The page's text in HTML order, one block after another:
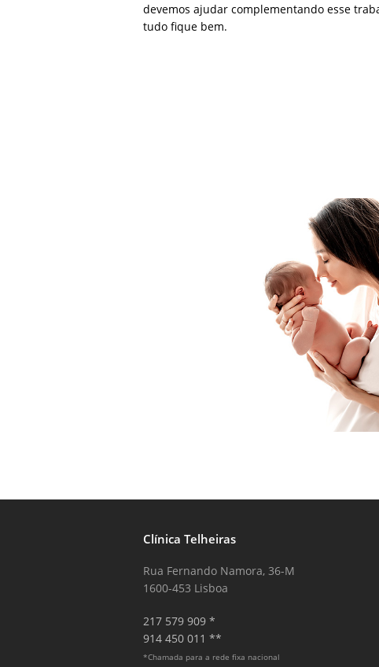
devemos ajudar complementando esse
tudo fique bem.
Clínica Telheiras
Rua Fernando Namora, 36-M
1600-453 Lisboa
217 579 909 *
914 450 011 **
*Chamada para a rede fixa nacional